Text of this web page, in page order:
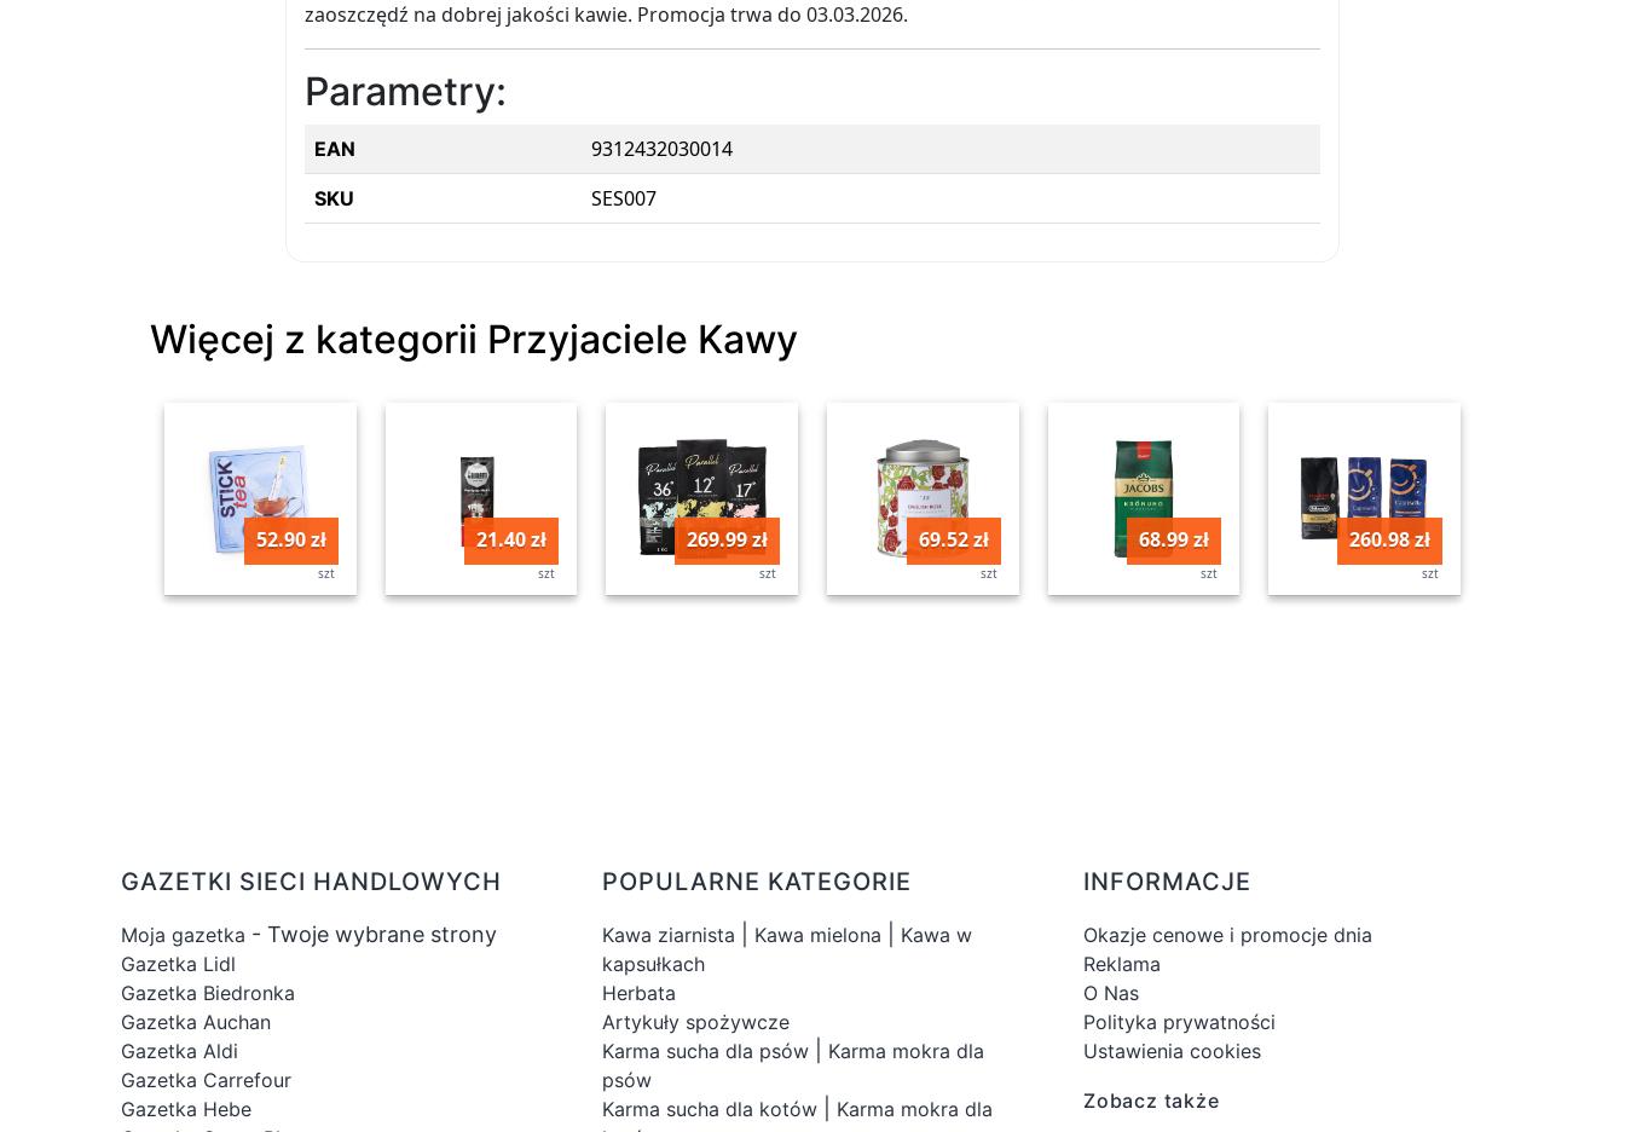
zaoszczędź na dobrej jakości kawie. Promocja trwa do 03.03.2026.
Parametry:
EAN 9312432030014
SKU SES007
Więcej z kategorii Przyjaciele Kawy
52.90 zł
szt
21.40 zł
szt
269.99 zł
szt
69.52 zł
szt
68.99 zł
szt
260.98 zł
szt
GAZETKI SIECI HANDLOWYCH
Moja gazetka - Twoje wybrane strony
Gazetka Lidl
Gazetka Biedronka
Gazetka Auchan
Gazetka Aldi
Gazetka Carrefour
Gazetka Hebe
POPULARNE KATEGORIE
Kawa ziarnista Kawa mielona
Kawa w
kapsułkach
Herbata
Artykuły spożywcze
Karma sucha dla psów
Karma mokra dla
psów
Karma sucha dla kotów
Karma mokra dla
INFORMACJE
Okazje cenowe i promocje dnia
Reklama
O Nas
Polityka prywatności
Ustawienia cookies
Zobacz także